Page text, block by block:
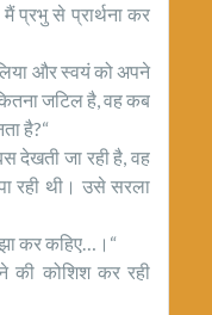
प्रभु से प्रार्थना कर
और स्वयं को अपने
जटिल है, वह कब
है?“
देखती जा रही है, वह
रही थी। उसे सरला
कर कहिए…।“
की कोशिश कर रही